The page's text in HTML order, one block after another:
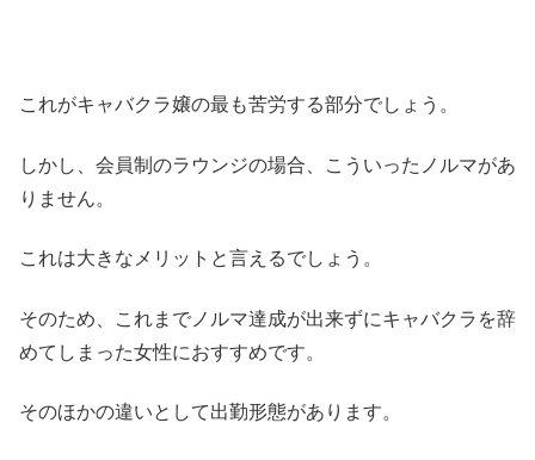
これがキャバクラ嬢の最も苦労する部分でしょう。
しかし、会員制のラウンジの場合、こういったノルマがあ
りません。
これは大きなメリットと言えるでしょう。
そのため、これまでノルマ達成が出来ずにキャバクラを辞
めてしまった女性におすすめです。
そのほかの違いとして出勤形態があります。